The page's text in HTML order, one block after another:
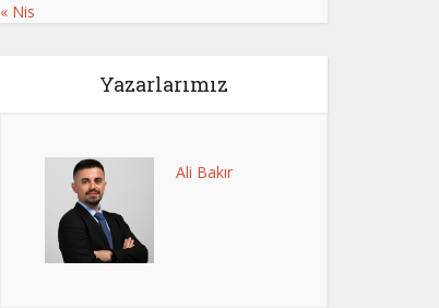
« Nis
Yazarlarımız
Ali Bakır